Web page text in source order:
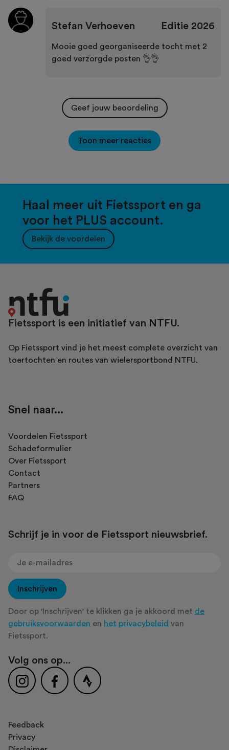
Stefan Verhoeven Editie2026
Mooie goed georganiseerde tocht met 2
goed verzorgde posten 👌👌
Geef jouw beoordeling
Toon meer reacties
Haal meer uit Fietssport en ga
voor het PLUS account.
Bekijk de voordelen
Fietssport is een initiatief van NTFU.
Op Fietssport vind je het meest complete overzicht van
toertochten en routes van wielersportbond NTFU.
Snel naar...
Voordelen Fietssport
Schadeformulier
Over Fietssport
Contact
Partners
FAQ
Schrijf je in voor de Fietssport nieuwsbrief.
Inschrijven
Door op 'Inschrijven' te klikken ga je akkoord met de
gebruiksvoorwaarden en het privacybeleid van
Fietssport.
Volg ons op...
Feedback
Privacy